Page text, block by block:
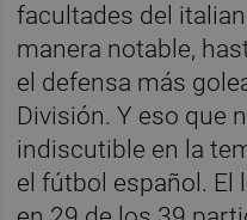
facultades del
manera notable,
el defensa más
División. Y eso que
indiscutible en la
el fútbol español. El